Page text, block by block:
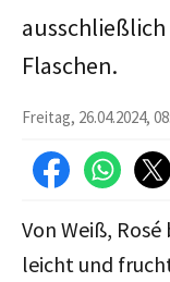
Flaschen.
Freitag, 26.04.2024,
Von Weiß,
leicht und